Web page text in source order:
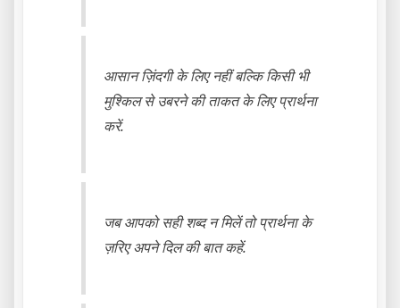
आसान ज़िंदगी के लिए नहीं बल्कि किसी भी
मुश्किल से उबरने की ताकत के लिए प्रार्थना
करें.
जब आपको सही शब्द न मिलें तो प्रार्थना के
ज़रिए अपने दिल की बात कहें.